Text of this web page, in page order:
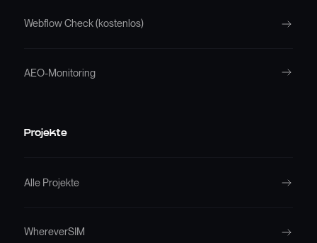
Webflow Check (kostenlos)
AEO-Monitoring
Projekte
Alle Projekte
WhereverSIM